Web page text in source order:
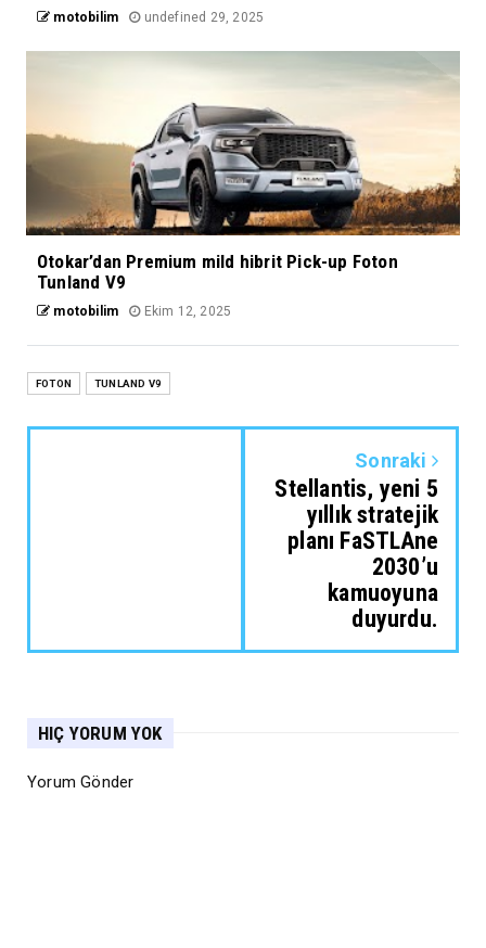
motobilim undefined 29, 2025
Otokar’dan Premium mild hibrit Pick-up Foton
Tunland V9
motobilim Ekim 12, 2025
FOTON TUNLAND V9
Sonraki
Stellantis, yeni 5
yıllık stratejik
planı FaSTLAne
2030’u
kamuoyuna
duyurdu.
HIÇ YORUM YOK
Yorum Gönder